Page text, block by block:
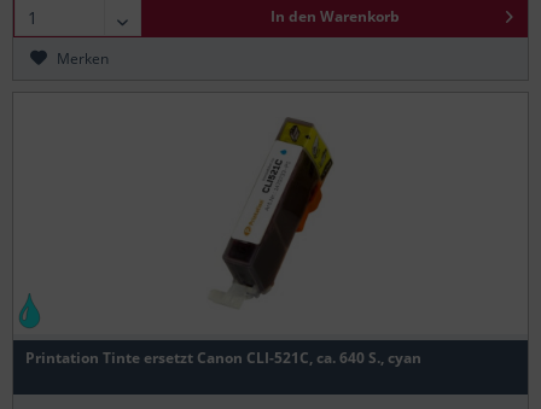
In den Warenkorb
Merken
Printation Tinte ersetzt Canon CLI-521C, ca. 640 S., cyan